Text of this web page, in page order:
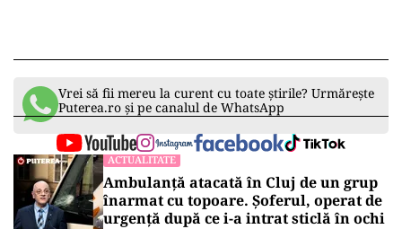
Vrei să fii mereu la curent cu toate știrile? Urmărește
Puterea.ro și pe canalul de WhatsApp
ACTUALITATE
Ambulanță atacată în Cluj de un grup
înarmat cu topoare. Șoferul, operat de
urgență după ce i-a intrat sticlă în ochi